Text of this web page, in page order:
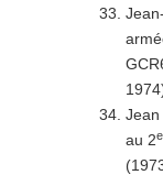
Jean
au 2e